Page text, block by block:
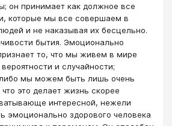
он принимает как должное все
которые мы все совершаем в
и не наказывая их бесцельно.
бытия. Эмоционально
то, что мы живем в мире
и случайности;
мы можем быть лишь очень
это делает жизнь скорее
интересной, нежели
эмоционально здорового человека